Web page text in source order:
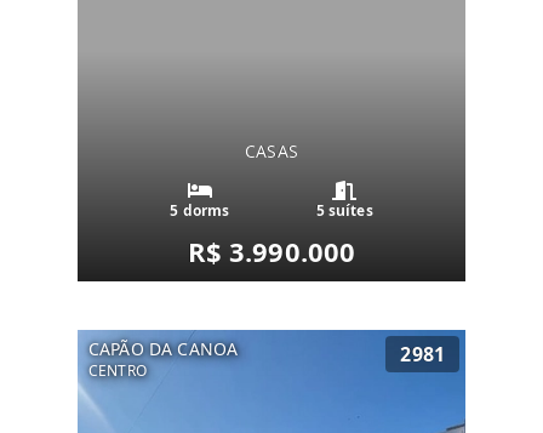
CASAS
5 dorms 5 suítes
R$ 3.990.000
CAPÃO DA CANOA
CENTRO
2981